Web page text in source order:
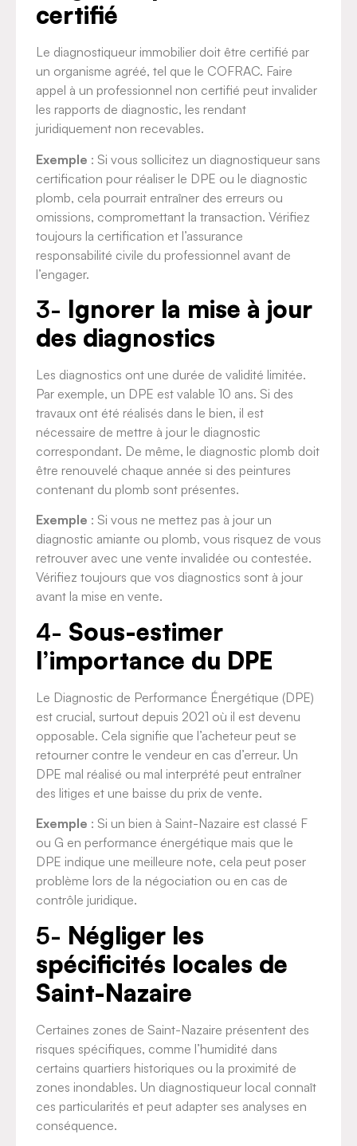
certifié
Le diagnostiqueur immobilier doit être certifié par
un organisme agréé, tel que le COFRAC. Faire
appel à un professionnel non certifié peut invalider
les rapports de diagnostic, les rendant
juridiquement non recevables.
Exemple : Si vous sollicitez un diagnostiqueur sans
certification pour réaliser le DPE ou le diagnostic
plomb, cela pourrait entraîner des erreurs ou
omissions, compromettant la transaction. Vérifiez
toujours la certification et l’assurance
responsabilité civile du professionnel avant de
l’engager.
3- Ignorer la mise à jour
des diagnostics
Les diagnostics ont une durée de validité limitée.
Par exemple, un DPE est valable 10 ans. Si des
travaux ont été réalisés dans le bien, il est
nécessaire de mettre à jour le diagnostic
correspondant. De même, le diagnostic plomb doit
être renouvelé chaque année si des peintures
contenant du plomb sont présentes.
Exemple : Si vous ne mettez pas à jour un
diagnostic amiante ou plomb, vous risquez de vous
retrouver avec une vente invalidée ou contestée.
Vérifiez toujours que vos diagnostics sont à jour
avant la mise en vente.
4- Sous-estimer
l’importance du DPE
Le Diagnostic de Performance Énergétique (DPE)
est crucial, surtout depuis 2021 où il est devenu
opposable. Cela signifie que l’acheteur peut se
retourner contre le vendeur en cas d’erreur. Un
DPE mal réalisé ou mal interprété peut entraîner
des litiges et une baisse du prix de vente.
Exemple : Si un bien à Saint-Nazaire est classé F
ou G en performance énergétique mais que le
DPE indique une meilleure note, cela peut poser
problème lors de la négociation ou en cas de
contrôle juridique.
5- Négliger les
spécificités locales de
Saint-Nazaire
Certaines zones de Saint-Nazaire présentent des
risques spécifiques, comme l’humidité dans
certains quartiers historiques ou la proximité de
zones inondables. Un diagnostiqueur local connaît
ces particularités et peut adapter ses analyses en
conséquence.